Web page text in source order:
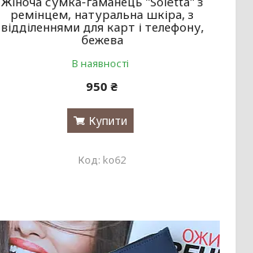
ремінцем, натуральна шкіра, з
відділеннями для карт і телефону,
бежева
В наявності
950 ₴
Купити
ko62